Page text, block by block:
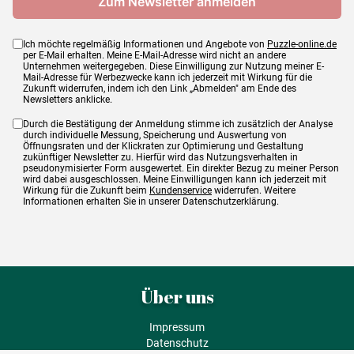
Ich möchte regelmäßig Informationen und Angebote von Puzzle-online.de
per E-Mail erhalten. Meine E-Mail-Adresse wird nicht an andere
Unternehmen weitergegeben. Diese Einwilligung zur Nutzung meiner E-
Mail-Adresse für Werbezwecke kann ich jederzeit mit Wirkung für die
Zukunft widerrufen, indem ich den Link „Abmelden" am Ende des
Newsletters anklicke.
Durch die Bestätigung der Anmeldung stimme ich zusätzlich der Analyse
durch individuelle Messung, Speicherung und Auswertung von
Öffnungsraten und der Klickraten zur Optimierung und Gestaltung
zukünftiger Newsletter zu. Hierfür wird das Nutzungsverhalten in
pseudonymisierter Form ausgewertet. Ein direkter Bezug zu meiner Person
wird dabei ausgeschlossen. Meine Einwilligungen kann ich jederzeit mit
Wirkung für die Zukunft beim Kundenservice widerrufen. Weitere
Informationen erhalten Sie in unserer Datenschutzerklärung.
Über uns
Impressum
Datenschutz